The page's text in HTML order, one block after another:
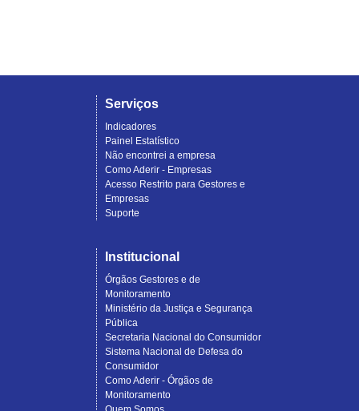
Serviços
Indicadores
Painel Estatístico
Não encontrei a empresa
Como Aderir - Empresas
Acesso Restrito para Gestores e
Empresas
Suporte
Institucional
Órgãos Gestores e de
Monitoramento
Ministério da Justiça e Segurança
Pública
Secretaria Nacional do Consumidor
Sistema Nacional de Defesa do
Consumidor
Como Aderir - Órgãos de
Monitoramento